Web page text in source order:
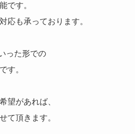
です。
応も承っております。
った形での
す。
望があれば、
て頂きます。